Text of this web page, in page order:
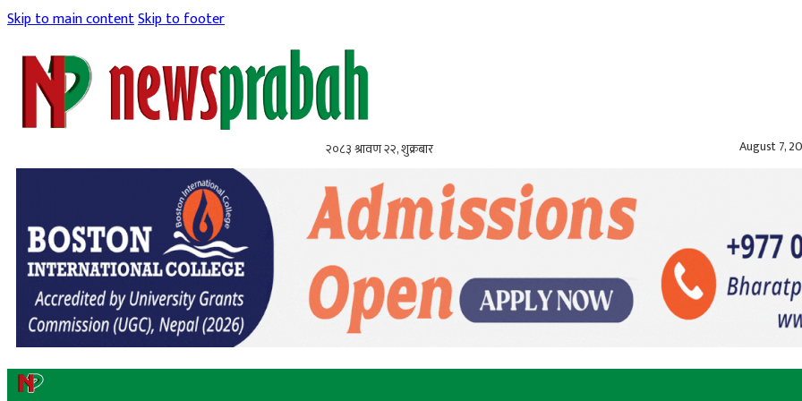
Skip to main contentSkip to footer
२०८३ श्रावण २२, शुक्रबार August 7,